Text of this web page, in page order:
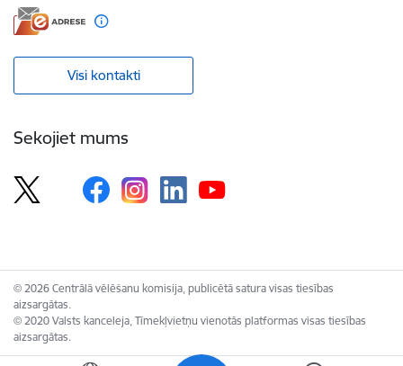
Visi kontakti
Sekojiet mums
© 2026 Centrālā vēlēšanu komisija, publicētā satura visas tiesības
aizsargātas.
© 2020 Valsts kanceleja, Tīmekļvietņu vienotās platformas visas tiesības
aizsargātas.